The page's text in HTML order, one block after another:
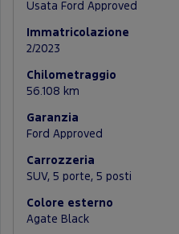
Usata Ford Approved
Immatricolazione
2/2023
Chilometraggio
56.108 km
Garanzia
Ford Approved
Carrozzeria
SUV, 5 porte, 5 posti
Colore esterno
Agate Black